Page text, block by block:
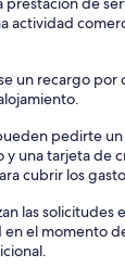
actividad
un recargo por
pedirte
y una tarjeta de
cubrir los
las solicitudes
el momento